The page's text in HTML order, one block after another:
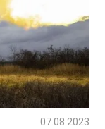
07.08.2023